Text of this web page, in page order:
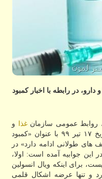
در رابطه با اخبار كمبود
روابط عمومی سازمانغذا
و
دارو، در پاسخ به مطلب مندرج در تاریخ ۱۷ تیر ۹۹ با عنوان «کمبود
طولانی ادامه دارد» در
این جوابیه آمده است: اولا،
برای اینکه ویال انسولین
و تنها عرضه اشکال قلمی